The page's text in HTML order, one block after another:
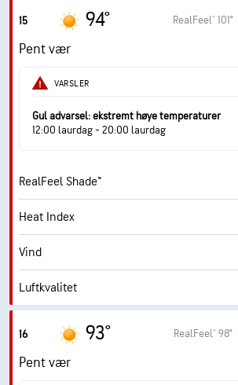
Maks. UV-indeks
Vindkast
Fuktighet
Duggpunkt
Skydekke
Sikt
Skydekke
15 94° RealFeel® 101°
Pent vær
VARSLER
Gul advarsel: ekstremt høye temperaturer
12:00 laurdag - 20:00 laurdag
RealFeel Shade™
Heat Index
Vind
Luftkvalitet
Maks. UV-indeks
Vindkast
16 93° RealFeel® 98°
Pent vær